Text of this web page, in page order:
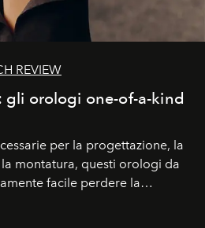
REVIEW
gli orologi one-of-a-kind
per la progettazione, la
montatura, questi orologi da
facile perdere la
con quadranti così